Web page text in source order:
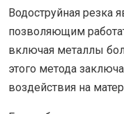
Водоструйная резка
позволяющим
включая металлы
этого метода
воздействия на